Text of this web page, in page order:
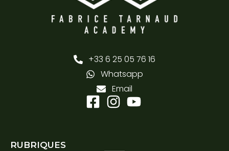
+33 6 25 05 76 16
Whatsapp
Email
RUBRIQUES